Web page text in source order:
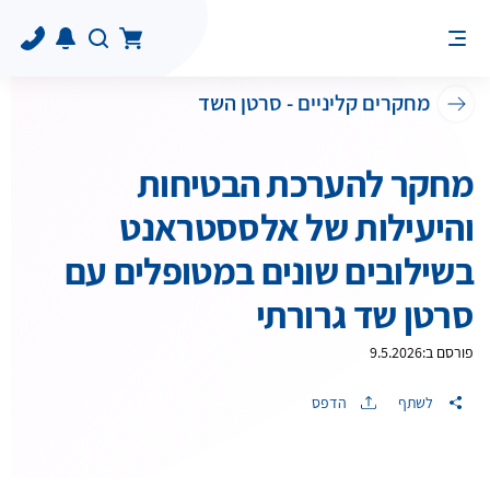
מחקרים קליניים - סרטן השד
מחקר להערכת הבטיחות
והיעילות של אלססטראנט
בשילובים שונים במטופלים עם
סרטן שד גרורתי
פורסם ב:9.5.2026